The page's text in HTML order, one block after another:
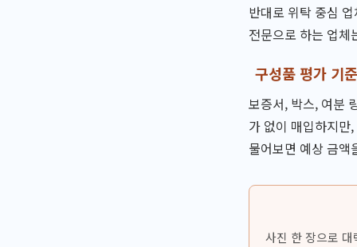
반대로 위탁 중심
전문으로 하는 업체
구성품 평가 기준
보증서, 박스, 여분
가 없이 매입하지
물어보면 예상 금액
사진 한 장으로